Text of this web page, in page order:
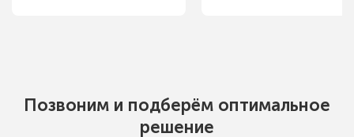
Позвоним и подберём оптимальное
решение